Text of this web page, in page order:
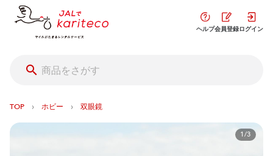
ヘルプ会員登録ログイン
TOP › ホビー › 双眼鏡
1/3